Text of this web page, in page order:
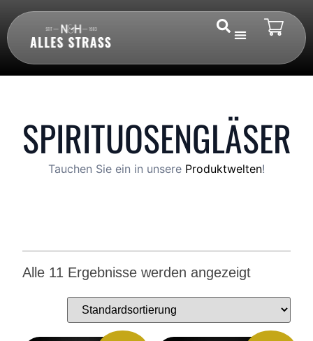
SPIRITUOSENGLÄSER
Tauchen Sie ein in unsere Produktwelten!
Alle 11 Ergebnisse werden angezeigt